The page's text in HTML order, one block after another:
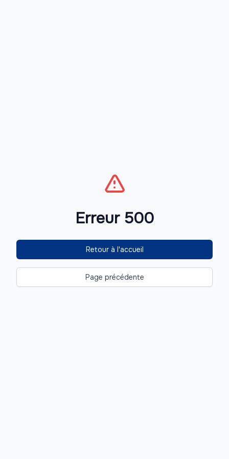
Erreur 500
Retour à l'accueil
Page précédente